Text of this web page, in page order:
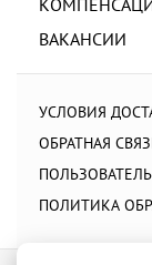
ВАКАНСИИ
УСЛОВИЯ
ОБРАТНАЯ
ПОЛИТИКА